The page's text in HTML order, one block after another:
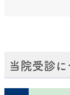
当院受診に